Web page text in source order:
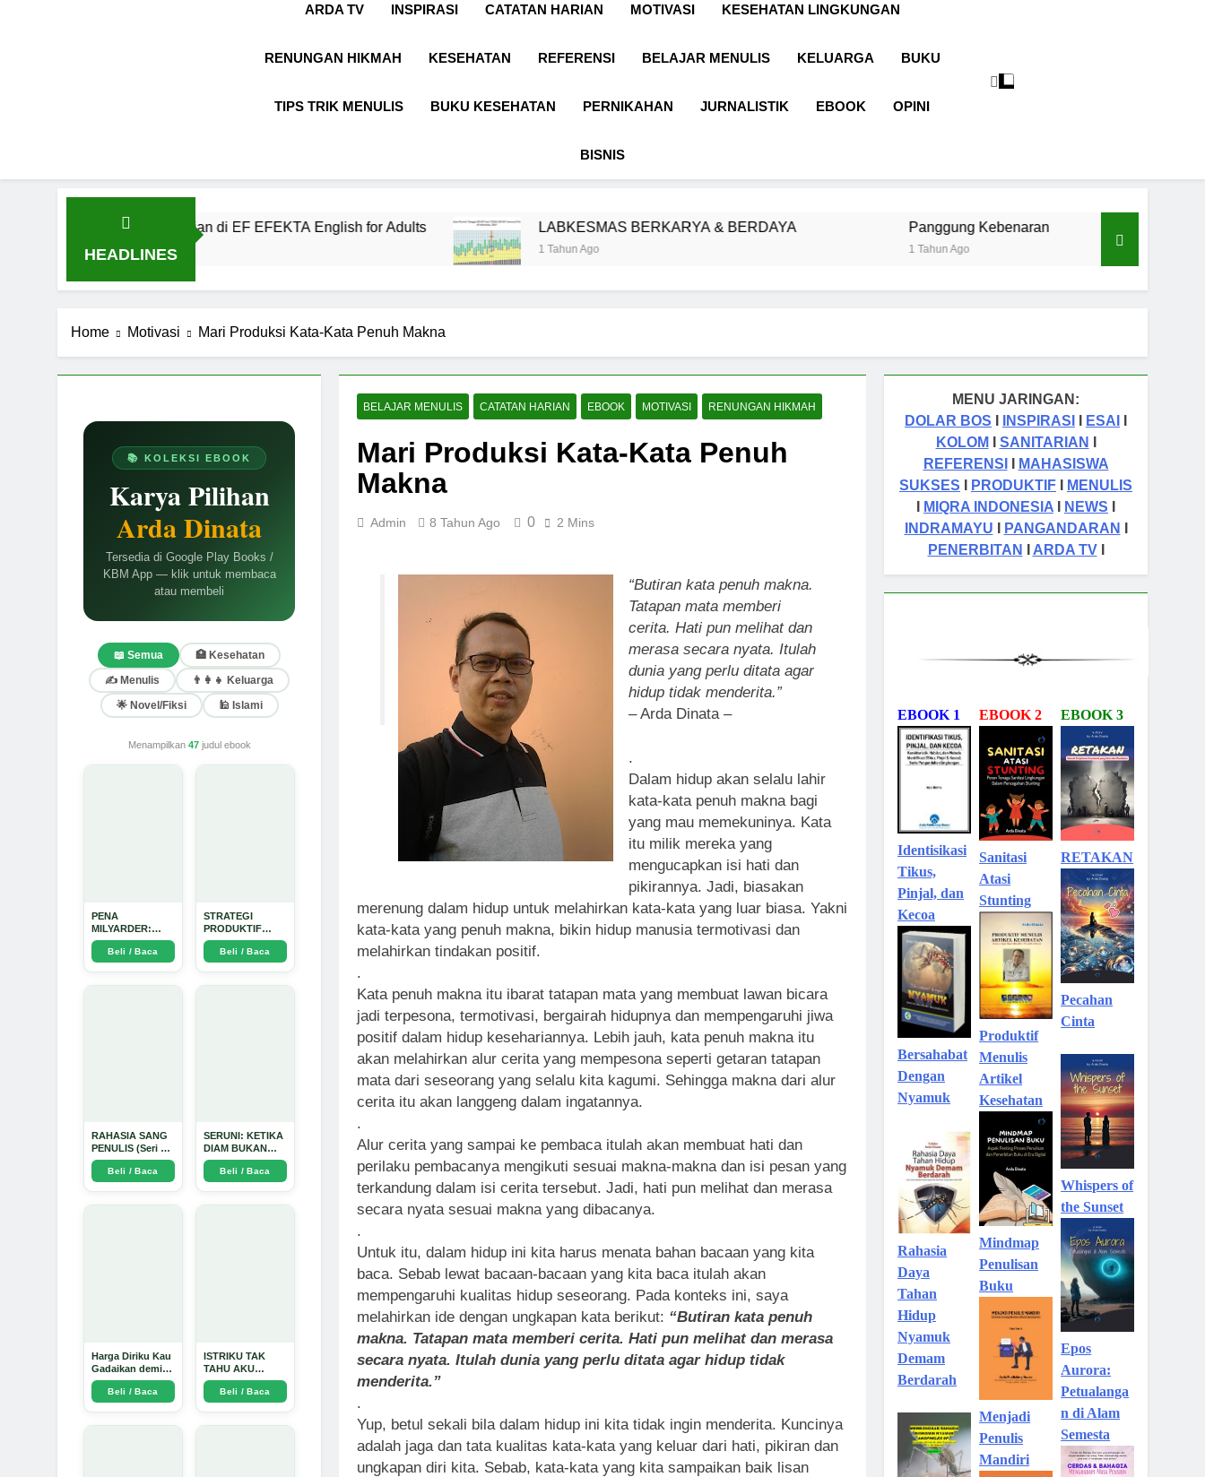
ARDA TV INSPIRASI CATATAN HARIAN MOTIVASI KESEHATAN LINGKUNGAN
RENUNGAN HIKMAH KESEHATAN REFERENSI BELAJAR MENULIS KELUARGA BUKU
TIPS TRIK MENULIS BUKU KESEHATAN PERNIKAHAN JURNALISTIK EBOOK OPINI
BISNIS
HEADLINES
Kekinian di EF EFEKTA English for Adults LABKESMAS BERKARYA & BERDAYA
1 Tahun Ago
Panggung Kebenaran Cermin Retak
Home Motivasi Mari Produksi Kata-Kata Penuh Makna
📚 KOLEKSI EBOOK
Karya Pilihan
Arda Dinata
Tersedia di Google Play Books /
KBM App — klik untuk membaca
atau membeli
📖 Semua
🏥 Kesehatan
✍️ Menulis
👨‍👩‍👧 Keluarga
🌟 Novel/Fiksi
🕌 Islami
Menampilkan 47judul ebook
PENA
MILYARDER:
Kisah, Rahasia
Sukses, dan
Panduan Menjadi
Beli / Baca
STRATEGI
PRODUKTIF
MENULIS
UPDATE - Arda
Dinata
Beli / Baca
RAHASIA SANG
PENULIS (Seri 1)
- Arda Dinata
Beli / Baca
SERUNI: KETIKA
DIAM BUKAN
LAGI PILIHAN -
Arda Dinata
Beli / Baca
Harga Diriku Kau
Gadaikan demi
Perempuan Itu -
Arda Dinata
Beli / Baca
ISTRIKU TAK
TAHU AKU
PENGUSAHA
EMAS - Arda
Dinata
Beli / Baca
BELAJAR MENULIS CATATAN HARIAN EBOOK MOTIVASI RENUNGAN HIKMAH
Mari Produksi Kata-Kata Penuh
Makna
Admin 8 Tahun Ago 0 2 Mins
“Butiran kata penuh makna.
Tatapan mata memberi
cerita. Hati pun melihat dan
merasa secara nyata. Itulah
dunia yang perlu ditata agar
hidup tidak menderita.”
– Arda Dinata –
.
Dalam hidup akan selalu lahir
kata-kata penuh makna bagi
yang mau memekuninya. Kata
itu milik mereka yang
mengucapkan isi hati dan
pikirannya. Jadi, biasakan
merenung dalam hidup untuk melahirkan kata-kata yang luar biasa. Yakni
kata-kata yang penuh makna, bikin hidup manusia termotivasi dan
melahirkan tindakan positif.
.
Kata penuh makna itu ibarat tatapan mata yang membuat lawan bicara
jadi terpesona, termotivasi, bergairah hidupnya dan mempengaruhi jiwa
positif dalam hidup kesehariannya. Lebih jauh, kata penuh makna itu
akan melahirkan alur cerita yang mempesona seperti getaran tatapan
mata dari seseorang yang selalu kita kagumi. Sehingga makna dari alur
cerita itu akan langgeng dalam ingatannya.
.
Alur cerita yang sampai ke pembaca itulah akan membuat hati dan
perilaku pembacanya mengikuti sesuai makna-makna dan isi pesan yang
terkandung dalam isi cerita tersebut. Jadi, hati pun melihat dan merasa
secara nyata sesuai makna yang dibacanya.
.
Untuk itu, dalam hidup ini kita harus menata bahan bacaan yang kita
baca. Sebab lewat bacaan-bacaan yang kita baca itulah akan
mempengaruhi kualitas hidup seseorang. Pada konteks ini, saya
melahirkan ide dengan ungkapan kata berikut: “Butiran kata penuh
makna. Tatapan mata memberi cerita. Hati pun melihat dan merasa
secara nyata. Itulah dunia yang perlu ditata agar hidup tidak
menderita.”
.
Yup, betul sekali bila dalam hidup ini kita tidak ingin menderita. Kuncinya
adalah jaga dan tata kualitas kata-kata yang keluar dari hati, pikiran dan
ungkapan diri kita. Sebab, kata-kata yang kita sampaikan baik lisan
MENU JARINGAN:
DOLAR BOS
INSPIRASI ESAI
KOLOM
SANITARIAN
REFERENSI
MAHASISWA
SUKSES
PRODUKTIF
MENULIS
MIQRA INDONESIA NEWS
INDRAMAYU
PANGANDARAN
PENERBITAN
ARDA TVI
EBOOK 1
Identisikasi
Tikus,
Pinjal, dan
Kecoa
Bersahabat
Dengan
Nyamuk
Rahasia
Daya
Tahan
Hidup
Nyamuk
Demam
Berdarah
EBOOK 2
Sanitasi
Atasi
Stunting
Produktif
Menulis
Artikel
Kesehatan
Mindmap
Penulisan
Buku
Menjadi
Penulis
Mandiri
EBOOK 3
RETAKAN
Pecahan
Cinta
Whispers of
the Sunset
Epos
Aurora:
Petualanga
n di Alam
Semesta